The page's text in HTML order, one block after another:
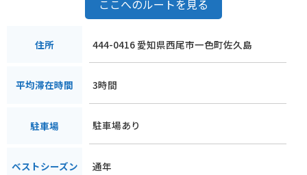
ここへのルートを見る
住所 444-0416 愛知県西尾市一色町佐久島
平均滞在時間 3時間
駐車場 駐車場あり
ベストシーズン 通年